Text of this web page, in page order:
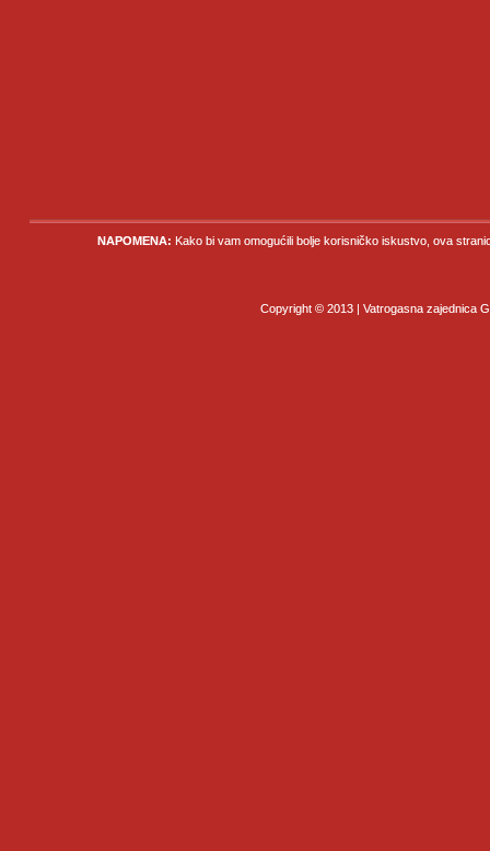
NAPOMENA: Kako bi vam omogućili bolje korisničko iskustvo, ova
Copyright © 2013 | Vatrogasna zajednica